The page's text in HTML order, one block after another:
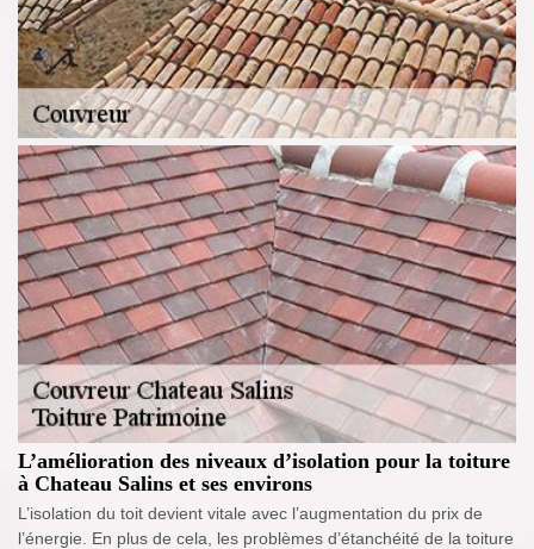
L’amélioration des niveaux d’isolation pour la toiture
à Chateau Salins et ses environs
L’isolation du toit devient vitale avec l’augmentation du prix de
l’énergie. En plus de cela, les problèmes d’étanchéité de la toiture